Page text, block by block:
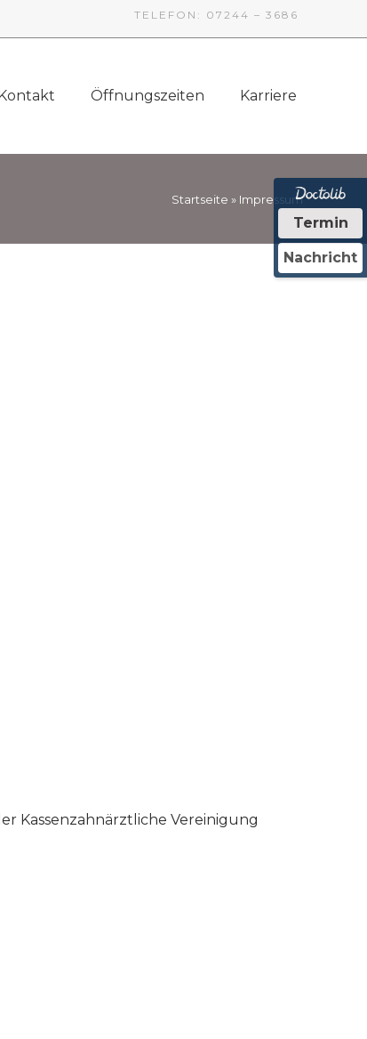
TELEFON: 07244 – 3686
Öffnungszeiten Karriere
Startseite » Impressum
Kassenzahnärztliche Vereinigung
Termin
Nachricht